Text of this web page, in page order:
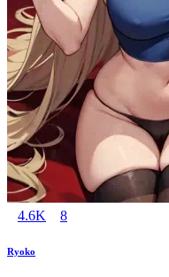
4.6K 8
Ryoko